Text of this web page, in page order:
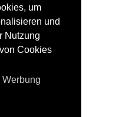
um
und
Nutzung
Cookies